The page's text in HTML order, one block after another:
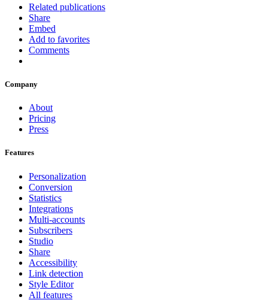
Related publications
Share
Embed
Add to favorites
Comments
Company
About
Pricing
Press
Features
Personalization
Conversion
Statistics
Integrations
Multi-accounts
Subscribers
Studio
Share
Accessibility
Link detection
Style Editor
All features